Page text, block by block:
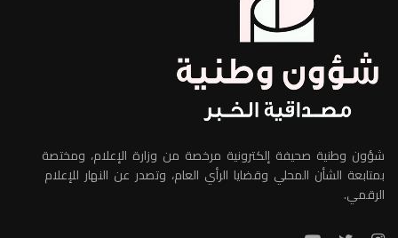
شؤون وطنية صحيفة إلكترونية مرخصة من وزارة الإعلام، ومختصة
بمتابعة الشأن المحلي وقضايا الرأي العام، وتصدر عن النهار للإعلام
الرقمي.